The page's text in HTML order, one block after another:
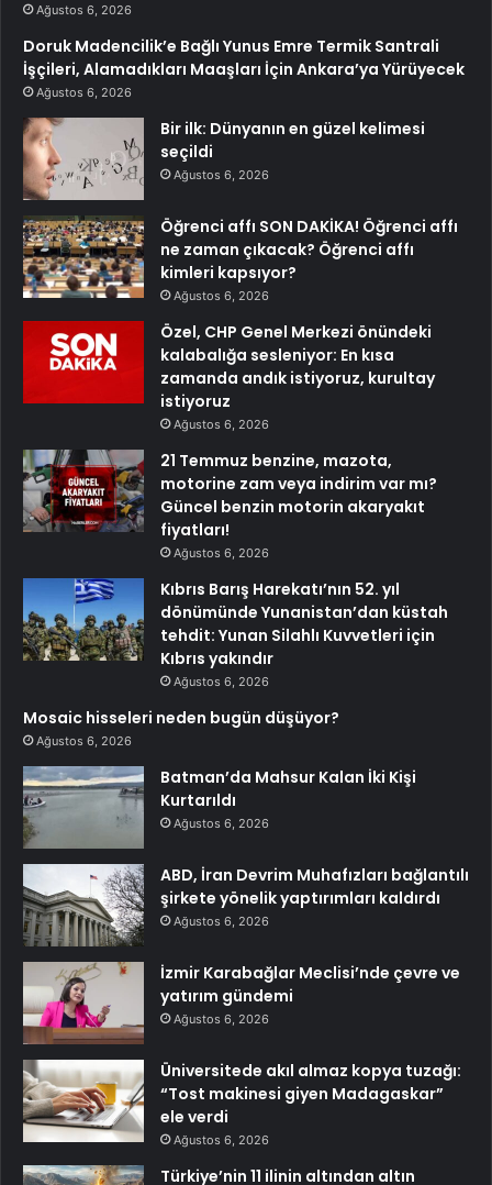
Ağustos 6, 2026
Doruk Madencilik’e Bağlı Yunus Emre Termik Santrali
İşçileri, Alamadıkları Maaşları İçin Ankara’ya Yürüyecek
Ağustos 6, 2026
Bir ilk: Dünyanın en güzel kelimesi
seçildi
Ağustos 6, 2026
Öğrenci affı SON DAKİKA! Öğrenci affı
ne zaman çıkacak? Öğrenci affı
kimleri kapsıyor?
Ağustos 6, 2026
Özel, CHP Genel Merkezi önündeki
kalabalığa sesleniyor: En kısa
zamanda andık istiyoruz, kurultay
istiyoruz
Ağustos 6, 2026
21 Temmuz benzine, mazota,
motorine zam veya indirim var mı?
Güncel benzin motorin akaryakıt
fiyatları!
Ağustos 6, 2026
Kıbrıs Barış Harekatı’nın 52. yıl
dönümünde Yunanistan’dan küstah
tehdit: Yunan Silahlı Kuvvetleri için
Kıbrıs yakındır
Ağustos 6, 2026
Mosaic hisseleri neden bugün düşüyor?
Ağustos 6, 2026
Batman’da Mahsur Kalan İki Kişi
Kurtarıldı
Ağustos 6, 2026
ABD, İran Devrim Muhafızları bağlantılı
şirkete yönelik yaptırımları kaldırdı
Ağustos 6, 2026
İzmir Karabağlar Meclisi’nde çevre ve
yatırım gündemi
Ağustos 6, 2026
Üniversitede akıl almaz kopya tuzağı:
“Tost makinesi giyen Madagaskar”
ele verdi
Ağustos 6, 2026
Türkiye’nin 11 ilinin altından altın